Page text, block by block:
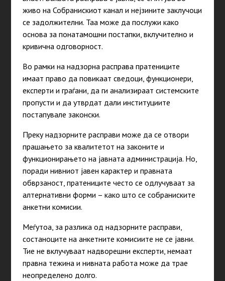
живо на Собранискиот канал и нејзините заклучоци
се задолжителни. Таа може да послужи како
основа за понатамошни постапки, вклучително и
кривична одговорност.
Во рамки на надзорна расправа пратениците
имаат право да повикаат сведоци, функционери,
експерти и граѓани, да ги анализираат системските
пропусти и да утврдат дали институциите
постапувале законски.
Преку надзорните расправи може да се отвори
прашањето за квалитетот на законите и
функционирањето на јавната администрација. Но,
поради нивниот јавен карактер и правната
обврзаност, пратениците често се одлучуваат за
алтернативни форми – како што се собраниските
анкетни комисии.
Меѓутоа, за разлика од надзорните расправи,
состаноците на анкетните комисиите не се јавни.
Тие не вклучуваат надворешни експерти, немаат
правна тежина и нивната работа може да трае
неопределено долго.